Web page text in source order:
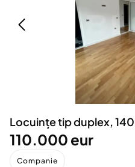
Servicii
Animale de companie
Afaceri și echipamente
Inchiriere Bunuri si
Utilaje agricole si
Piese auto si accesorii
Locuințe tip duplex,
110.000 eur
Companie